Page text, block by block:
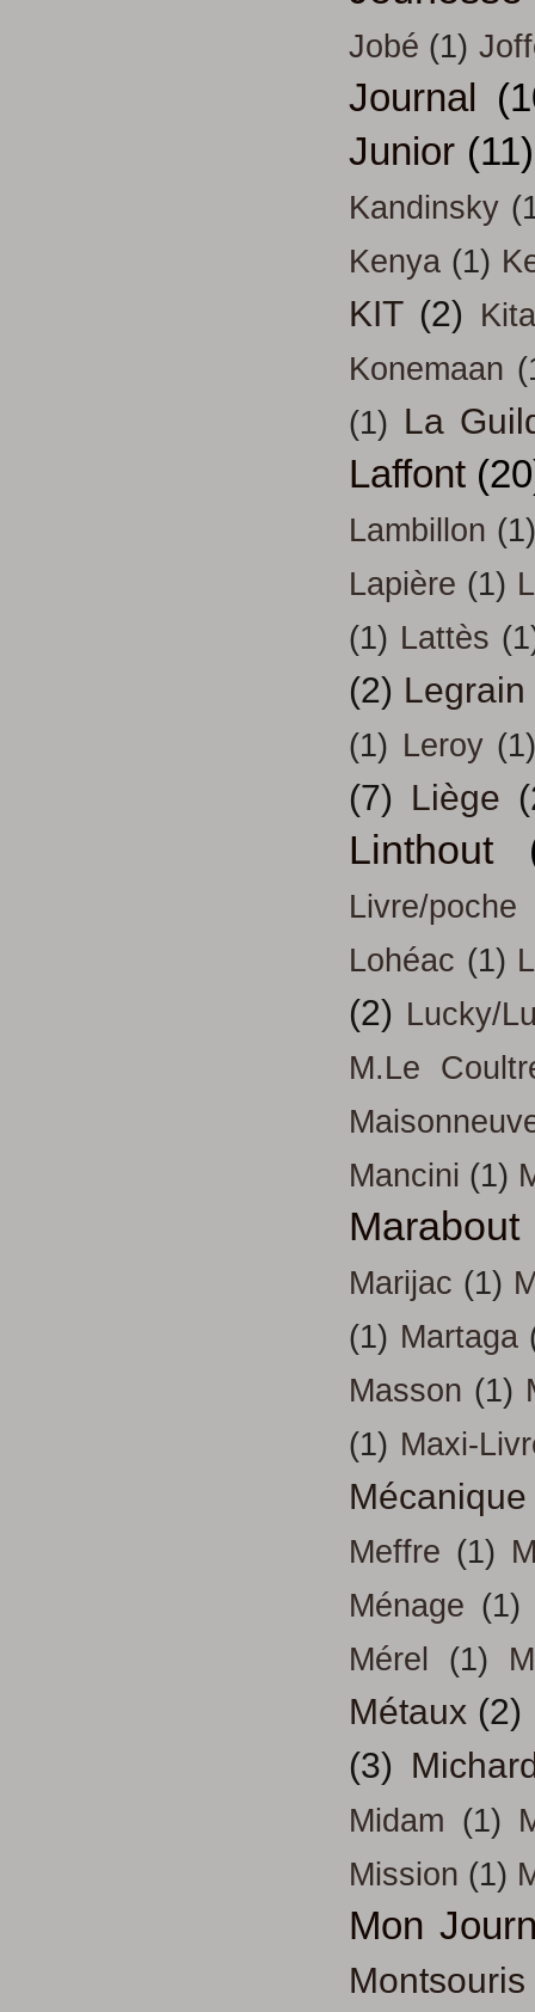
Jobé (1)
Journal
Junior (11)
Kandinsky
Kenya (1)
KIT (2)
Konemaan
(1) La
Laffont
Lambillon (1)
Lapière (1)
(1) Lattès
(2) Legrain
(1) Leroy
(7) Liège
Linthout
Livre/poche
Lohéac (1)
(2) Lucky/
M.Le
Mancini (1)
Marabout
Marijac (1)
(1) Martaga
Masson (1)
(1) Maxi-
Mécanique
Meffre (1)
Ménage (1)
Mérel
(1)
Métaux (2)
(3)
Midam (1)
Mission (1)
Mon
Montsouris